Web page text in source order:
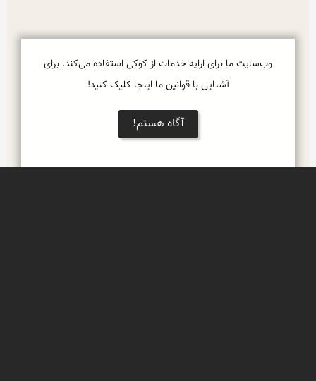
وب‌سایت ما برای ارایه خدمات از کوکی استفاده می‌کند. برای
آشنایی با قوانین ما اینجا کلیک کنید!
آگاه هستم!